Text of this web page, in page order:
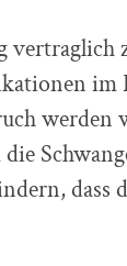
im
dass